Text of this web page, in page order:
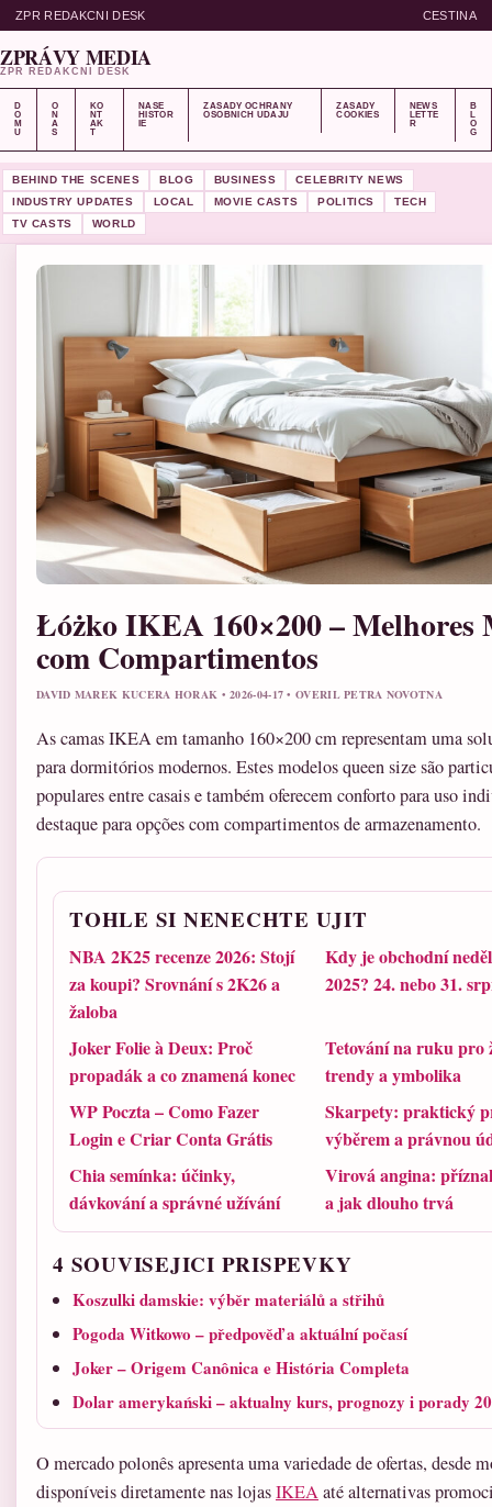
ZPR REDAKCNI DESK CESTINA
ZPRÁVY MEDIA
ZPR REDAKCNI DESK
D
O
M
U
O
N
A
S
KO
NT
AK
T
NASE
HISTOR
IE
ZASADY OCHRANY
OSOBNICH UDAJU
ZASADY
COOKIES
NEWS
LETTE
R
B
L
O
G
BEHIND THE SCENES BLOG BUSINESS
CELEBRITY NEWS
INDUSTRY UPDATES
LOCAL MOVIE CASTS POLITICS
TECH
TV CASTS
WORLD
Łóżko IKEA 160×200 – Melhores
com Compartimentos
DAVID MAREK KUCERA HORAK • 2026-04-17 • OVERIL PETRA NOVOTNA
As camas IKEA em tamanho 160×200 cm representam uma
para dormitórios modernos. Estes modelos queen size são
populares entre casais e também oferecem conforto para uso
destaque para opções com compartimentos de armazenamento.
TOHLE SI NENECHTE UJIT
NBA 2K25 recenze 2026: Stojí
za koupi? Srovnání s 2K26 a
žaloba
Kdy je obchodní
2025? 24. nebo 31.
Joker Folie à Deux: Proč
propadák a co znamená konec
Tetování na ruku pro
trendy a ymbolika
WP Poczta – Como Fazer
Login e Criar Conta Grátis
Skarpety: praktický
výběrem a právnou
Chia semínka: účinky,
dávkování a správné užívání
Virová angina:
a jak dlouho trvá
4 SOUVISEJICI PRISPEVKY
Koszulki damskie: výběr materiálů a střihů
Pogoda Witkowo – předpověď a aktuální počasí
Joker – Origem Canônica e História Completa
Dolar amerykański – aktualny kurs, prognozy i porady
O mercado polonês apresenta uma variedade de ofertas, desde
disponíveis diretamente nas lojasIKEAaté alternativas